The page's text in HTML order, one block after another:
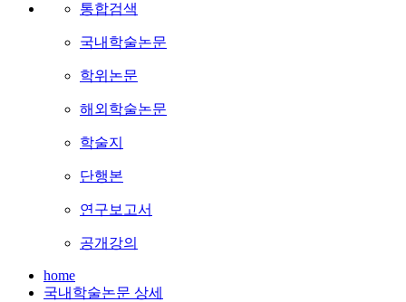
통합검색
국내학술논문
학위논문
해외학술논문
학술지
단행본
연구보고서
공개강의
home
국내학술논문 상세